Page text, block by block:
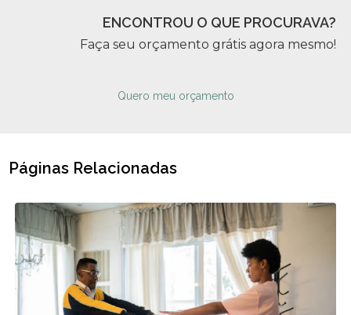
ENCONTROU O QUE PROCURAVA?
Faça seu orçamento grátis agora mesmo!
Quero meu orçamento
Páginas Relacionadas